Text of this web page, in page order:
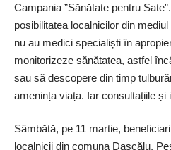
Campania ”Sănătate pentru
posibilitatea localnicilor din
nu au medici specialiști în
monitorizeze sănătatea, astfel
sau să descopere din timp
amenința viața. Iar consultațiile și
Sâmbătă, pe 11 martie,
localnicii din comuna Dascălu.